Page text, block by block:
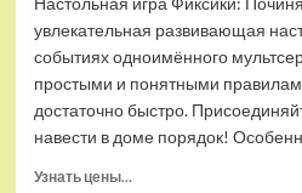
увлекательная развивающая
событиях одноимённого
простыми и понятными
достаточно быстро.
навести в доме порядок!
Узнать цены...